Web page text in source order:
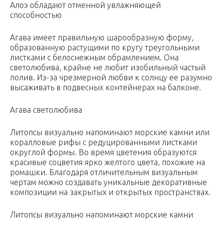
Алоэ обладают отменной увлажняющей
способностью
Агава имеет правильную шарообразную форму,
образованную растущими по кругу треугольными
листками с белоснежным обрамлением. Она
светолюбива, крайне не любит изобильный частый
полив. Из-за чрезмерной любви к солнцу ее разумно
высаживать в подвесных контейнерах на балконе.
Агава светолюбива
Литопсы визуально напоминают морские камни или
коралловые рифы с редуцированными листками
округлой формы. Во время цветения образуются
красивые соцветия ярко желтого цвета, похожие на
ромашки. Благодаря отличительным визуальным
чертам можно создавать уникальные декоративные
композиции на закрытых и открытых пространствах.
Литопсы визуально напоминают морские камни